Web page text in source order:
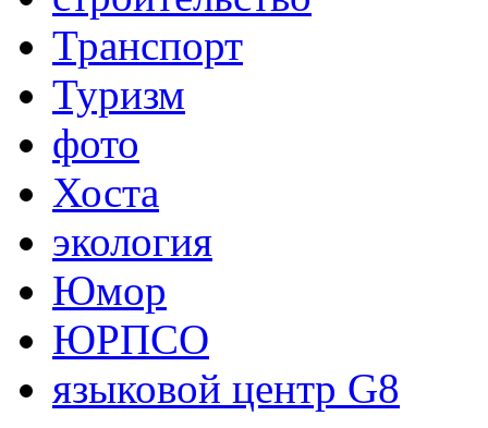
Транспорт
Туризм
фото
Хоста
экология
Юмор
ЮРПСО
языковой центр G8